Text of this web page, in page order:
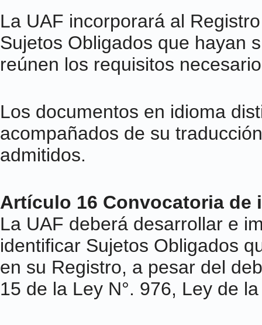
La UAF incorporará al
Sujetos Obligados que hayan
reúnen los requisitos
Los documentos en idioma
acompañados de su
admitidos.
Artículo 16 Convocatoria de
La UAF deberá desarrollar e
identificar Sujetos Obligados
en su Registro, a pesar del
15 de la Ley N°. 976, Ley de